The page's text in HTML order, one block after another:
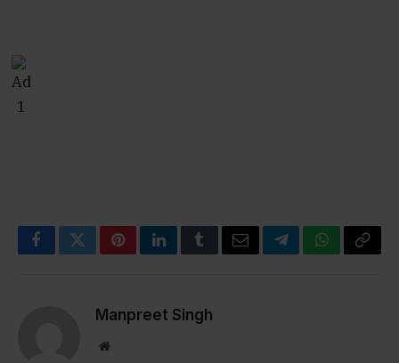
FacebookTwitterPinterestLinkedInTumblrEmailTelegramWhatsApp
Copy
Manpreet Singh
Website